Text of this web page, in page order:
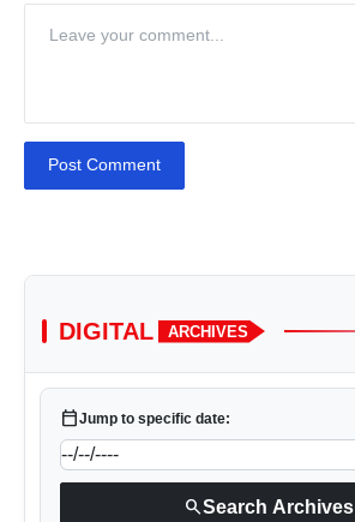
Post Comment
DIGITAL ARCHIVES
calendar_todayJump to specific date:
searchSearch Archives